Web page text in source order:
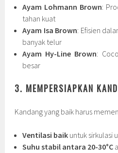
Ayam Lohmann Brown:
tahan kuat
Ayam Isa Brown: Efisien
banyak telur
Ayam Hy-Line Brown:
besar
3. MEMPERSIAPKAN
Kandang yang baik harus
Ventilasi baik untuk sirkulasi
Suhu stabil antara 20-30°C